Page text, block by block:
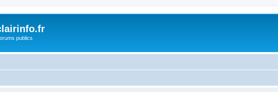
publics